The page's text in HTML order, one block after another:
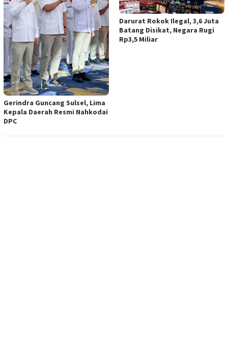
Gerindra Guncang Sulsel, Lima
Kepala Daerah Resmi Nahkodai
DPC
Darurat Rokok Ilegal, 3,6 Juta
Batang Disikat, Negara Rugi
Rp3,5 Miliar